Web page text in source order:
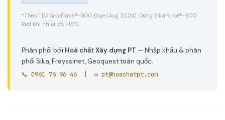
*Theo TDS SikaForce®-800 Blue (Aug 2024). Dùng SikaForce®-800
Red khi nhiệt độ >15°C.
Phân phối bởi Hoá chất Xây dựng PT — Nhập khẩu & phân
phối Sika, Freyssinet, Geoquest toàn quốc.
📞 0961 76 96 46 | ✉️ pt@hoachatpt.com